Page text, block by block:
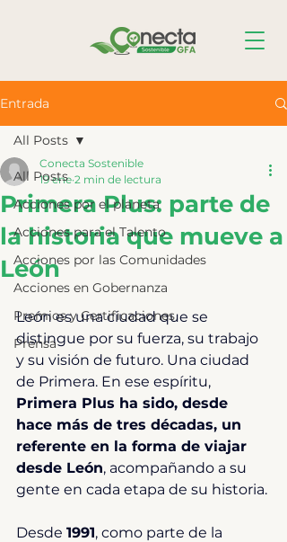
Entrada
All Posts
Acciones por el planeta
Acciones para el Talento
Acciones por las Comunidades
Acciones en Gobernanza
Premios y Certificaciones
Prensa
All Posts
Primera Plus: parte de
la historia que mueve a
León
Conecta Sostenible
19 ene 2 min de lectura
León es una ciudad que se
distingue por su fuerza, su trabajo
y su visión de futuro. Una ciudad
de Primera. En ese espíritu,
Primera Plus ha sido, desde
hace más de tres décadas, un
referente en la forma de viajar
desde León, acompañando a su
gente en cada etapa de su historia.
Desde 1991, como parte de la